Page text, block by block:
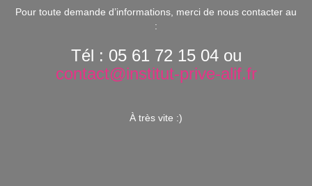
Pour toute demande d’informations, merci de nous contacter au
:
Tél : 05 61 72 15 04 ou
contact@institut-prive-alif.fr
À très vite :)